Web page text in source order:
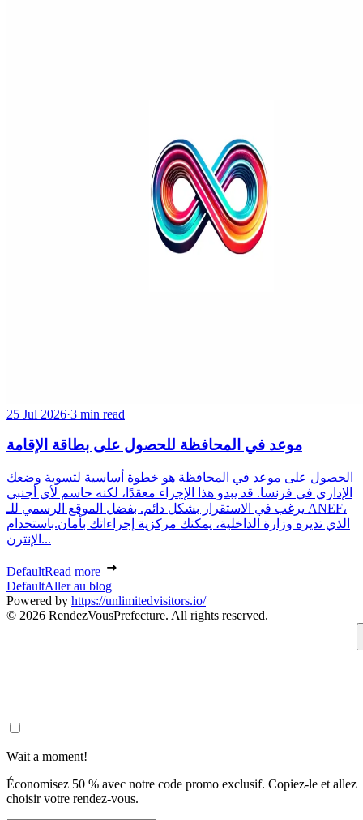
25 Jul 2026·3 min read
موعد في المحافظة للحصول على بطاقة الإقامة
الحصول على موعد في المحافظة هو خطوة أساسية لتسوية وضعك
الإداري في فرنسا. قد يبدو هذا الإجراء معقدًا، لكنه حاسم لأي أجنبي
يرغب في الاستقرار بشكل دائم. بفضل الموقع الرسمي للـ ANEF،
الذي تديره وزارة الداخلية، يمكنك مركزية إجراءاتك بأمان.باستخدام
الإنترن...
DefaultRead more
DefaultAller au blog
Powered by https://unlimitedvisitors.io/
© 2026 RendezVousPrefecture. All rights reserved.
Wait a moment!
Économisez 50 % avec notre code promo exclusif. Copiez-le et allez
choisir votre rendez-vous.